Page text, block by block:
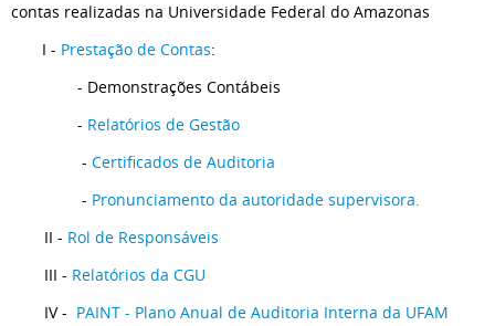
contas realizadas na Universidade Federal do Amazonas
I - Prestação de Contas:
- Demonstrações Contábeis
- Relatórios de Gestão
- Certificados de Auditoria
- Pronunciamento da autoridade supervisora.
II - Rol de Responsáveis
III - Relatórios da CGU
IV - PAINT - Plano Anual de Auditoria Interna da UFAM